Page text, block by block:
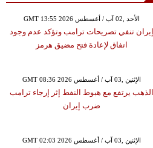
GMT 13:55 2026 الأحد ,02 آب / أغسطس
إيران تنفي تصريحات ترامب وتؤكد عدم وجود
اتفاق لإعادة فتح مضيق هرمز
GMT 08:36 2026 الإثنين ,03 آب / أغسطس
الذهب يرتفع مع هبوط النفط إثر إرجاء ترامب
ضرب إيران
GMT 02:03 2026 الإثنين ,03 آب / أغسطس